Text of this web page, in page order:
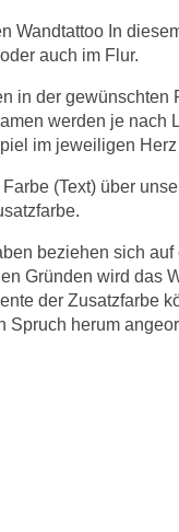
Wandtattoo In
auch im Flur.
in der
werden je nach
im jeweiligen
(Text) über
beziehen sich
Gründen wird das
der Zusatzfarbe
Spruch herum